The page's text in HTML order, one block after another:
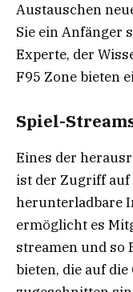
Austauschen
Sie ein Anfänger
Experte, der
F95 Zone bieten
Spiel-
Eines der
ist der Zugriff auf
herunterladbare
ermöglicht es
streamen und so
bieten, die auf